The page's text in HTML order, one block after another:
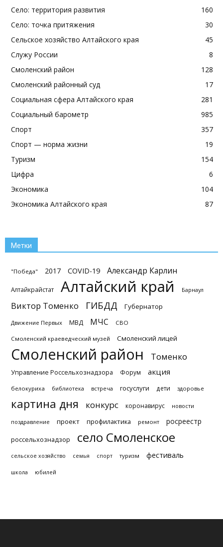
Село: территория развития
160
Село: точка притяжения
30
Сельское хозяйство Алтайского края
45
Служу России
8
Смоленский район
128
Смоленский районный суд
17
Социальная сфера Алтайского края
281
Социальный барометр
985
Спорт
357
Спорт — норма жизни
19
Туризм
154
Цифра
6
Экономика
104
Экономика Алтайского края
87
Метки
"Победа" 2017 COVID-19 Александр Карлин
Алтайкрайстат Алтайский край Барнаул
Виктор Томенко ГИБДД Губернатор
Движение Первых МВД МЧС СВО
Смоленский краеведческий музей Смоленский лицей
Смоленский район Томенко
Управление Россельхознадзора Форум акция
белокуриха библиотека встреча госуслуги дети здоровье
картина дня конкурс коронавирус новости
поздравление проект профилактика ремонт росреестр
россельхознадзор село Смоленское
сельское хозяйство семья спорт туризм фестиваль
школа юбилей